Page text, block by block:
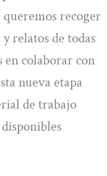
recoger
relatos de todas
en colaborar con
nueva etapa
de trabajo